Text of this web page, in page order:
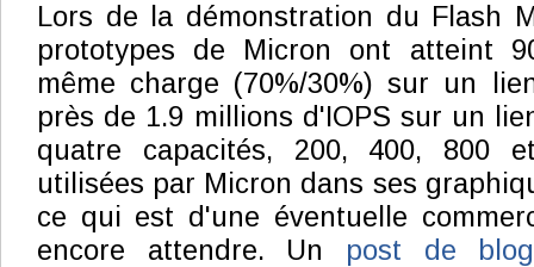
Lors de la démonstration du Flash
prototypes de Micron ont atteint
même charge (70%/30%) sur un
près de 1.9 millions d'IOPS sur un
quatre capacités, 200, 400, 800
utilisées par Micron dans ses
ce qui est d'une éventuelle
encore attendre. Un post de